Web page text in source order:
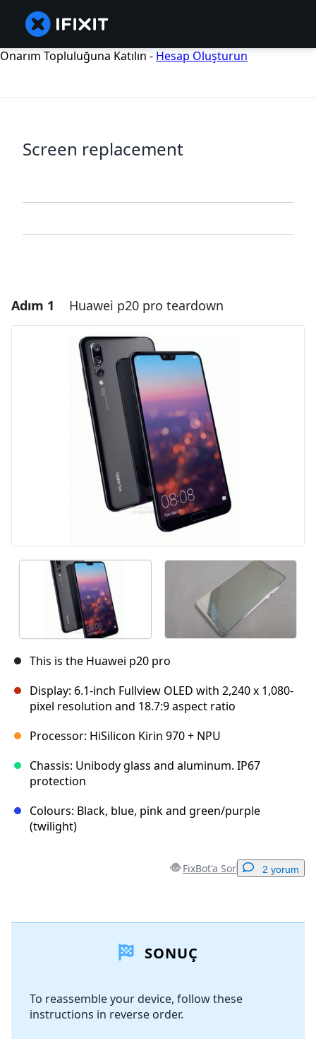
Onarım Topluluğuna Katılın - Hesap Oluşturun
Screen replacement
Adım 1 Huawei p20 pro teardown
This is the Huawei p20 pro
Display: 6.1-inch Fullview OLED with 2,240 x 1,080-
pixel resolution and 18.7:9 aspect ratio
Processor: HiSilicon Kirin 970 + NPU
Chassis: Unibody glass and aluminum. IP67
protection
Colours: Black, blue, pink and green/purple
(twilight)
FixBot'a Sor 2 yorum
SONUÇ
To reassemble your device, follow these
instructions in reverse order.